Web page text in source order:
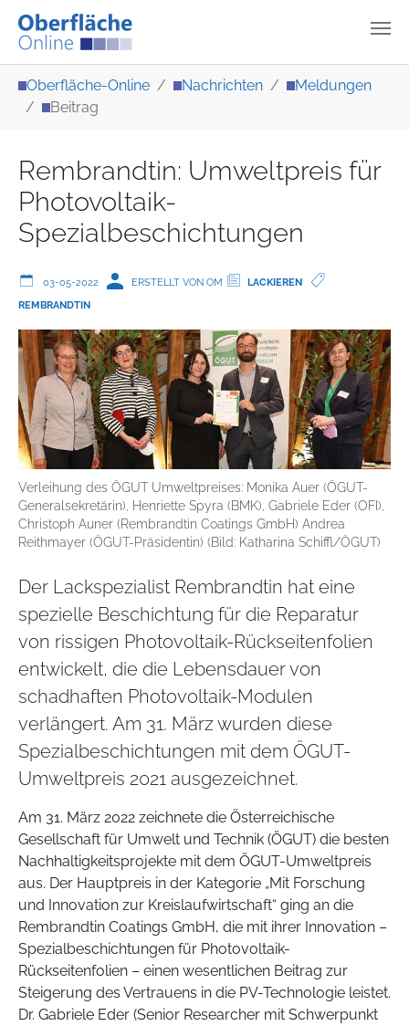
Oberfläche-Online Nachrichten
Meldungen
Beitrag
Rembrandtin: Umweltpreis für
Photovoltaik-
Spezialbeschichtungen
03-05-2022 ERSTELLT VON OM
LACKIEREN
REMBRANDTIN
Verleihung des ÖGUT Umweltpreises: Monika Auer (ÖGUT-
Generalsekretärin), Henriette Spyra (BMK), Gabriele Eder (OFI),
Christoph Auner (Rembrandtin Coatings GmbH) Andrea
Reithmayer (ÖGUT-Präsidentin) (Bild: Katharina Schiffl/ÖGUT)
Der Lackspezialist Rembrandtin hat eine
spezielle Beschichtung für die Reparatur
von rissigen Photovoltaik-Rückseitenfolien
entwickelt, die die Lebensdauer von
schadhaften Photovoltaik-Modulen
verlängert. Am 31. März wurden diese
Spezialbeschichtungen mit dem ÖGUT-
Umweltpreis 2021 ausgezeichnet.
Am 31. März 2022 zeichnete die Österreichische
Gesellschaft für Umwelt und Technik (ÖGUT) die besten
Nachhaltigkeitsprojekte mit dem ÖGUT-Umweltpreis
aus. Der Hauptpreis in der Kategorie „Mit Forschung
und Innovation zur Kreislaufwirtschaft“ ging an die
Rembrandtin Coatings GmbH, die mit ihrer Innovation –
Spezialbeschichtungen für Photovoltaik-
Rückseitenfolien – einen wesentlichen Beitrag zur
Steigerung des Vertrauens in die PV-Technologie leistet.
Dr. Gabriele Eder (Senior Researcher mit Schwerpunkt